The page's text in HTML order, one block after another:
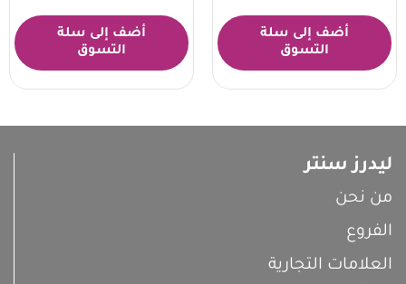
أضف إلى سلة
التسوق
أضف إلى سلة
التسوق
ليدرز سنتر
من نحن
الفروع
العلامات التجارية